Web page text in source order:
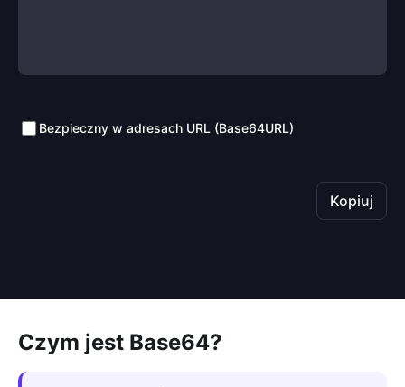
Bezpieczny w adresach URL (Base64URL)
Kopiuj
Czym jest Base64?